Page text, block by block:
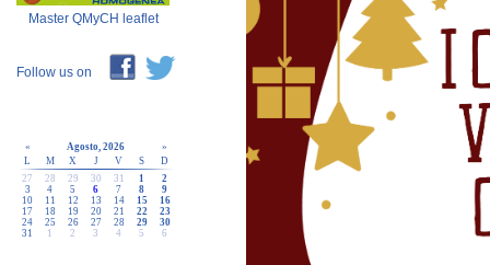
Master QMyCH leaflet
Follow us on
« Agosto, 2026
»
L
M X J V S
D
27
28 29 30 31 1
2
3
4 5 6 7 8
9
10
11 12 13 14 15
16
17
18 19 20 21 22
23
24
25 26 27 28 29
30
31
1 2 3 4 5 6